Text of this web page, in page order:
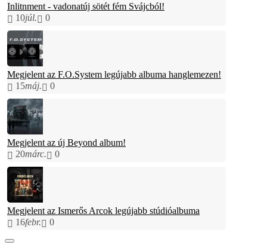
Inlitnment - vadonatúj sötét fém Svájcból!
10júl. 0
Megjelent az F.O.System legújabb albuma hanglemezen!
15máj. 0
Megjelent az új Beyond album!
20márc. 0
Megjelent az Ismerős Arcok legújabb stúdióalbuma
16febr. 0